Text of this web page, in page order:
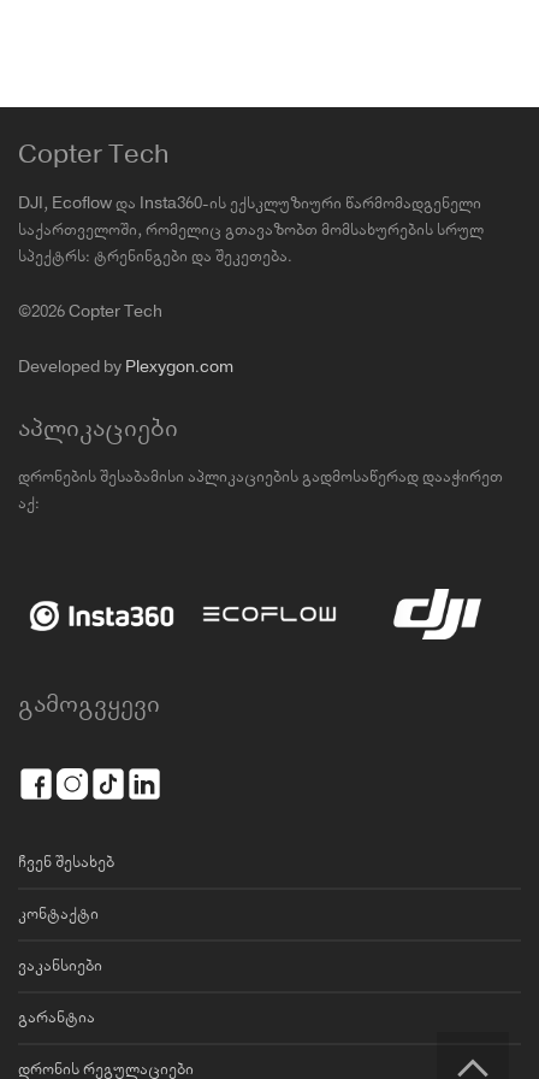
Copter Tech
DJI, Ecoflow და Insta360-ის ექსკლუზიური წარმომადგენელი
საქართველოში, რომელიც გთავაზობთ მომსახურების სრულ
სპექტრს: ტრენინგები და შეკეთება.
©2026 Copter Tech
Developed by Plexygon.com
აპლიკაციები
დრონების შესაბამისი აპლიკაციების გადმოსაწერად დააჭირეთ
აქ:
გამოგვყევი
ჩვენ შესახებ
კონტაქტი
ვაკანსიები
გარანტია
დრონის რეგულაციები